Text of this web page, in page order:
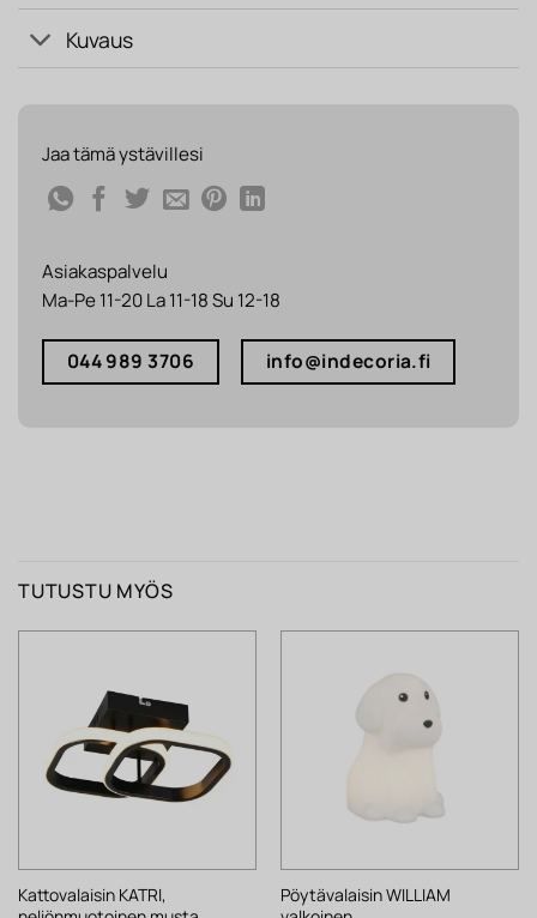
Kuvaus
Jaa tämä ystävillesi
Asiakaspalvelu
Ma-Pe 11-20 La 11-18 Su 12-18
044 989 3706 info@indecoria.fi
TUTUSTU MYÖS
Kattovalaisin KATRI,
Pöytävalaisin WILLIAM